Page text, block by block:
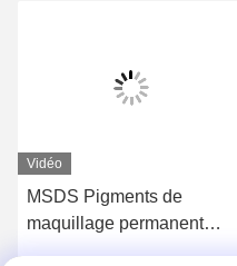
Vidéo
MSDS Pigments de
maquillage permanent